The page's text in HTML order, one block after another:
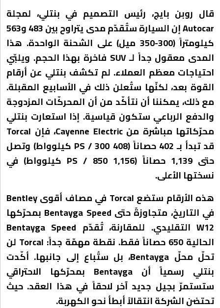
قال روبن بايج، رئيس التصميم في بنتلي، لمجلة
Autocar إن السيارة ستُقدّم مدى يتراوح بين 483 و563
كيلومتراً (300-350 ميل) على الشحنة الواحدة. هذا
المدى معقول جداً لـ SUV فاخرة بهذا الحجم. ويلبّي
احتياجات معظم العملاء. لم تكشف بنتلي عن أرقام
القوة بعد، لكنّها ستُعلن ذلك في الأسابيع المقبلة.
مع ذلك، يمكننا أن نتأكّد من أن المحركّات المزدوجة
والدفع الرباعي ستكون قياسية. إذا استعارت بنتلي
محرّكاتها مباشرة من Cayenne Electric، فإن Torcal
قد تبدأ بـ 402 حصاناً (408 PS / 300 كيلوواط) وتصل
حتى 1,139 حصاناً (1,156 PS / 850 كيلوواط) في
نسختها الأعلى.
هذه الأرقام ستضع Torcal في مصاف أقوى Bentley
في التاريخ، متجاوزةً حتى Bentayga Speed بمحرّكها
W12 التقليدي. للمقارنة، تُقدّم Bentayga Speed
الحالية 650 حصاناً فقط. نقطة مهمّة جداً: Torcal لن
تحلّ محلّ Bentayga، بل ستُباع إلى جانبها. أكّدت
بنتلي رسمياً أن Bentayga بمحرّكها الاحتراقي
ستستمرّ بجيل جديد آخر لاحقاً في هذا العقد. حيث
تحتضن الشركة انتقالاً أبطأ نحو الكهربة.